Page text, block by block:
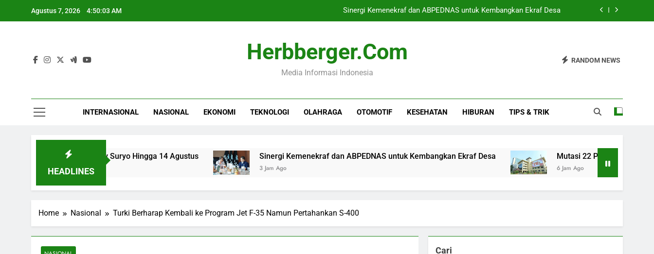
Agustus 7, 2026 4:50:04 AM Sinergi Kemenekraf dan ABPEDNAS untuk Kembangkan Ekraf Desa
BPJS Ketenagakerjaan Kerja Sama dengan Unand Tingkatkan Literasi
PN Jakarta Selatan Tunda Praperadilan Roy Suryo Hingga 14 Agustus
Mutasi 22 Pati dan Pamen Polri Menuju Pensiun Ditetapkan
Herbberger.com
Media Informasi Indonesia
RANDOM NEWS
INTERNASIONAL NASIONAL EKONOMI TEKNOLOGI OLAHRAGA OTOMOTIF KESEHATAN HIBURAN TIPS & TRIK
HEADLINES
Praperadilan Roy Suryo Hingga 14 Agustus Sinergi Kemenekraf dan ABPEDNAS untuk Kembangkan Ekraf Desa
3 Jam Ago
Mutasi 22 Pati dan Pamen Polri
6 Jam Ago
Home Nasional Turki Berharap Kembali ke Program Jet F-35 Namun Pertahankan S-400
Cari